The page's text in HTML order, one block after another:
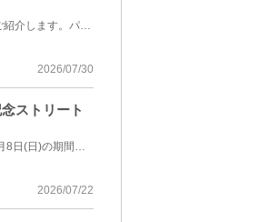
今回は、USJ（ユニバーサル・スタジオ・ジャパン）内にある自動販売機についてご紹介します。パーク内の...
2026/07/30
ストリート
USJ（ユニバーサル・スタジオ・ジャパン）では、2026年9月11日(金)〜2026年11月8日(日)の期間、15周年を...
2026/07/22